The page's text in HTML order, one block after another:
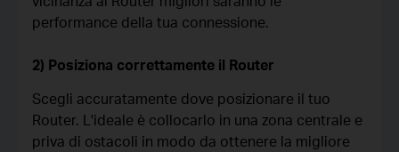
performance della tua connessione.
2) Posiziona correttamente il Router
Scegli accuratamente dove posizionare il tuo
Router. L'ideale è collocarlo in una zona centrale e
priva di ostacoli in modo da ottenere la migliore